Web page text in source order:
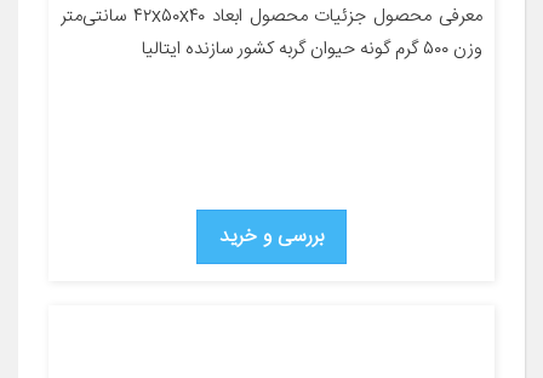
معرفی محصول جزئیات محصول ابعاد ۴۲x۵۰x۴۰ سانتی‌متر
وزن ۵۰۰ گرم گونه حیوان گربه کشور سازنده ایتالیا
بررسی و خرید